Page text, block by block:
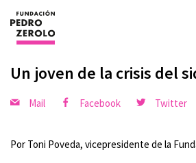
Un joven de la crisis del
Mail Facebook Twitter
Por Toni Poveda, vicepresidente de la